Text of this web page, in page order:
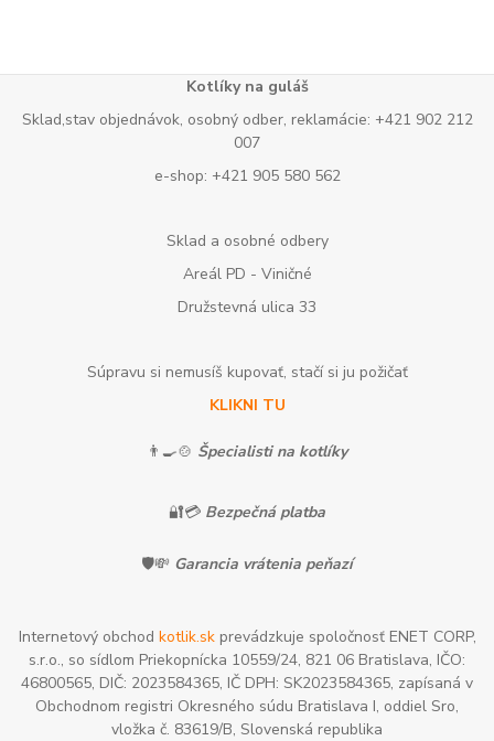
Kotlíky na guláš
Sklad,stav objednávok, osobný odber, reklamácie: +421 902 212
007
e-shop: +421 905 580 562
Sklad a osobné odbery
Areál PD - Viničné
Družstevná ulica 33
Súpravu si nemusíš kupovať, stačí si ju požičať
KLIKNI TU
👨‍🍳🍲 Špecialisti na kotlíky
🔐💳 Bezpečná platba
🛡️💸 Garancia vrátenia peňazí
Internetový obchod kotlik.skprevádzkuje spoločnosť ENET CORP,
s.r.o., so sídlom Priekopnícka 10559/24, 821 06 Bratislava, IČO:
46800565, DIČ: 2023584365, IČ DPH: SK2023584365, zapísaná v
Obchodnom registri Okresného súdu Bratislava I, oddiel Sro,
vložka č. 83619/B, Slovenská republika